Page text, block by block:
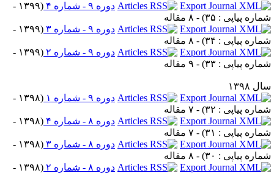
دوره ۹ - شماره ۴
(
۱۳۹۹ -
پیاپی : ۳۵
) - ۸ مقاله
دوره ۹ - شماره ۳
(
۱۳۹۹ -
پیاپی : ۳۴
) - ۸ مقاله
دوره ۹ - شماره ۲
(
۱۳۹۹ -
پیاپی : ۳۳
) - ۹ مقاله
۱۳۹۸
دوره ۹ - شماره ۱
(
۱۳۹۸ -
پیاپی : ۳۲
) - ۷ مقاله
دوره ۸ - شماره ۴
(
۱۳۹۸ -
پیاپی : ۳۱
) - ۷ مقاله
دوره ۸ - شماره ۳
(
۱۳۹۸ -
پیاپی : ۳۰
) - ۸ مقاله
دوره ۸ - شماره ۲
(
۱۳۹۸ -